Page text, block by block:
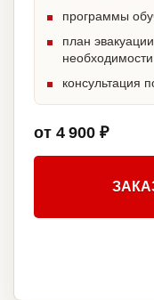
программы
план
необходимости
консультация
от 4 900 ₽